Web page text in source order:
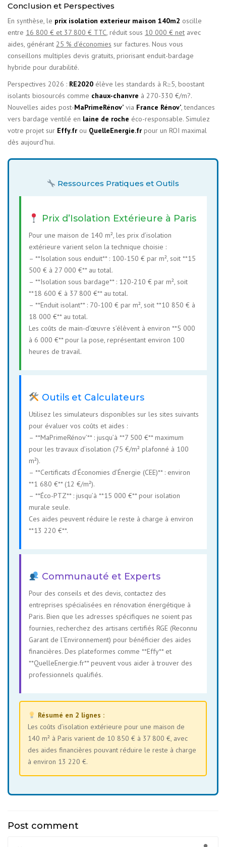
Conclusion et Perspectives
En synthèse, le prix isolation exterieur maison 140m2 oscille
entre 16 800 € et 37 800 € TTC, réduit sous 10 000 € net avec
aides, générant 25 % d’économies sur factures. Nous vous
conseillons multiples devis gratuits, priorisant enduit-bardage
hybride pour durabilité.
Perspectives 2026 : RE2020 élève les standards à R≥5, boostant
isolants biosourcés comme chaux-chanvre à 270-330 €/m?.
Nouvelles aides post-MaPrimeRénov’ via France Rénov’, tendances
vers bardage ventilé en laine de roche éco-responsable. Simulez
votre projet sur Effy.fr ou QuelleEnergie.fr pour un ROI maximal
dès aujourd’hui.
Ressources Pratiques et Outils
Prix d’Isolation Extérieure à Paris
Pour une maison de 140 m², les prix d’isolation
extérieure varient selon la technique choisie :
– **Isolation sous enduit** : 100-150 € par m², soit **15
500 € à 27 000 €** au total.
– **Isolation sous bardage** : 120-210 € par m², soit
**18 600 € à 37 800 €** au total.
– **Enduit isolant** : 70-100 € par m², soit **10 850 € à
18 000 €** au total.
Les coûts de main-d’œuvre s’élèvent à environ **5 000
à 6 000 €** pour la pose, représentant environ 100
heures de travail.
Outils et Calculateurs
Utilisez les simulateurs disponibles sur les sites suivants
pour évaluer vos coûts et aides :
– **MaPrimeRénov’** : jusqu’à **7 500 €** maximum
pour les travaux d’isolation (75 €/m² plafonné à 100
m²).
– **Certificats d’Économies d’Énergie (CEE)** : environ
**1 680 €** (12 €/m²).
– **Éco-PTZ** : jusqu’à **15 000 €** pour isolation
murale seule.
Ces aides peuvent réduire le reste à charge à environ
**13 220 €**.
Communauté et Experts
Pour des conseils et des devis, contactez des
entreprises spécialisées en rénovation énergétique à
Paris. Bien que les adresses spécifiques ne soient pas
fournies, recherchez des artisans certifiés RGE (Reconnu
Garant de l’Environnement) pour bénéficier des aides
financières. Des plateformes comme **Effy** et
**QuelleEnergie.fr** peuvent vous aider à trouver des
professionnels qualifiés.
Résumé en 2 lignes :
Les coûts d’isolation extérieure pour une maison de
140 m² à Paris varient de 10 850 € à 37 800 €, avec
des aides financières pouvant réduire le reste à charge
à environ 13 220 €.
Post comment